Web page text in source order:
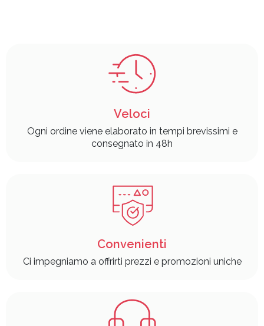
Veloci
Ogni ordine viene elaborato in tempi brevissimi e
consegnato in 48h
Convenienti
Ci impegniamo a offrirti prezzi e promozioni uniche